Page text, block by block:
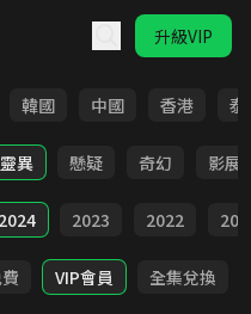
升級VIP
韓國 中國 香港 泰
靈異 懸疑 奇幻 影展
2024 2023 2022
VIP會員 全集兌換